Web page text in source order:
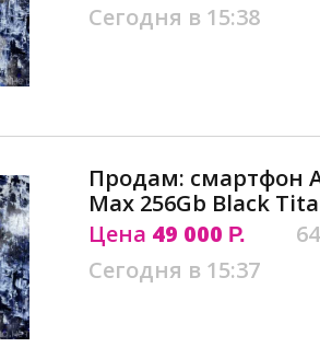
Сегодня в 15:38
Продам: смартфон
Max 256Gb Black
Цена 49 000 Р.
Сегодня в 15:37